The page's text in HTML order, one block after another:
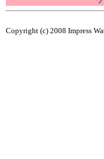
Copyright (c) 2008 Impress